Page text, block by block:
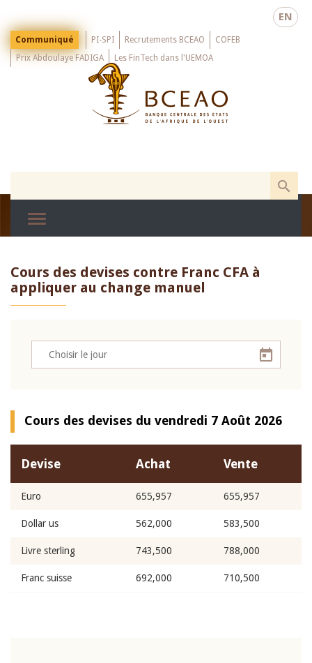
main
EN
Menu
Top
Communiqué PI-SPI Recrutements BCEAO
COFEB
Prix Abdoulaye FADIGA
Les FinTech dans l'UEMOA
Cours des devises contre Franc CFA à
appliquer au change manuel
Cours des devises du vendredi 7 Août 2026
Devise Achat Vente
Euro 655,957 655,957
Dollar us 562,000 583,500
Livre sterling 743,500 788,000
Franc suisse 692,000 710,500